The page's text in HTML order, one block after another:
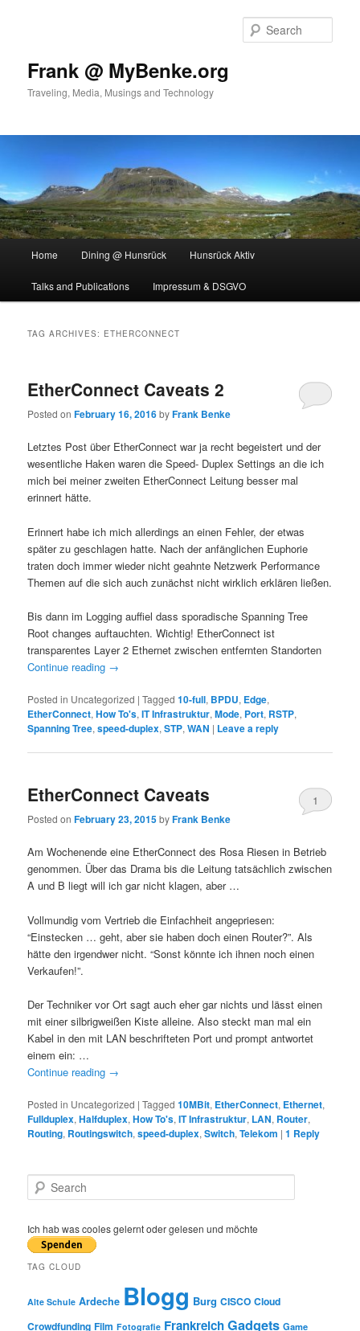
Frank @ MyBenke.org
Traveling, Media, Musings and Technology
Home Dining @ Hunsrück Hunsrück Aktiv
Talks and Publications Impressum & DSGVO
TAG ARCHIVES: ETHERCONNECT
EtherConnect Caveats 2
Posted onFebruary 16, 2016byFrank Benke
Letztes Post über EtherConnect war ja recht begeistert und der
wesentliche Haken waren die Speed- Duplex Settings an die ich
mich bei meiner zweiten EtherConnect Leitung besser mal
erinnert hätte.
Erinnert habe ich mich allerdings an einen Fehler, der etwas
später zu geschlagen hatte. Nach der anfänglichen Euphorie
traten doch immer wieder nicht geahnte Netzwerk Performance
Themen auf die sich auch zunächst nicht wirklich erklären ließen.
Bis dann im Logging auffiel dass sporadische Spanning Tree
Root changes auftauchten. Wichtig! EtherConnect ist
transparentes Layer 2 Ethernet zwischen entfernten Standorten
Continue reading →
Posted in Uncategorized |Tagged 10-full, BPDU, Edge,
EtherConnect,How To's,IT Infrastruktur,Mode, Port, RSTP,
Spanning Tree,speed-duplex,STP,WAN | Leave a reply
EtherConnect Caveats
Posted onFebruary 23, 2015byFrank Benke
1
Am Wochenende eine EtherConnect des Rosa Riesen in Betrieb
genommen. Über das Drama bis die Leitung tatsächlich zwischen
A und B liegt will ich gar nicht klagen, aber …
Vollmundig vom Vertrieb die Einfachheit angepriesen:
“Einstecken … geht, aber sie haben doch einen Router?”. Als
hätte den irgendwer nicht. “Sonst könnte ich ihnen noch einen
Verkaufen!”.
Der Techniker vor Ort sagt auch eher gar nichts und lässt einen
mit einer silbrigweißen Kiste alleine. Also steckt man mal ein
Kabel in den mit LAN beschrifteten Port und prompt antwortet
einem ein: …
Continue reading →
Posted in Uncategorized |Tagged 10MBit, EtherConnect, Ethernet,
Fullduplex,Halfduplex,How To's,IT Infrastruktur, LAN, Router,
Routing, Routingswitch,speed-duplex,Switch,Telekom |1 Reply
e
r
c
Ich hab was cooles gelernt oder gelesen und möchte
TAG CLOUD
Alte Schule Ardeche Blogg Burg CISCO Cloud
Crowdfunding Film Fotografie FrankreichGadgets Game